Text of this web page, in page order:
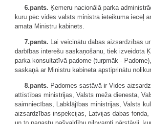
6.pants. Ķemeru nacionālā parka
kuru pēc vides valsts ministra ieteikuma ieceļ
amata Ministru kabinets.
7.pants. Lai veicinātu dabas aizsardzības
darbības interešu saskaņošanu, tiek izveidota
parka konsultatīvā padome (turpmāk -
saskaņā ar Ministru kabineta apstiprinātu
8.pants. Padomes sastāvā ir Vides
attīstības ministrijas, Valsts meža dienesta,
saimniecības, Labklājības ministrijas, Valsts
aizsardzības inspekcijas, Latvijas dabas fonda,